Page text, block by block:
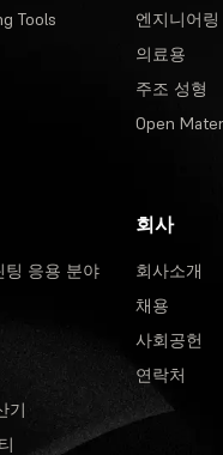
Tools
엔지니어링
의료용
주조 성형
Open
팅 응용 분야
기
회사
회사소개
채용
사회공헌
연락처